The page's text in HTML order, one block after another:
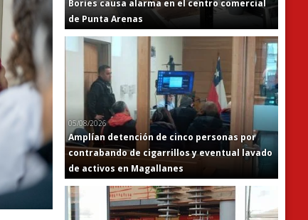
Bories causa alarma en el centro comercial
de Punta Arenas
05/08/2026
Amplían detención de cinco personas por
contrabando de cigarrillos y eventual lavado
de activos en Magallanes